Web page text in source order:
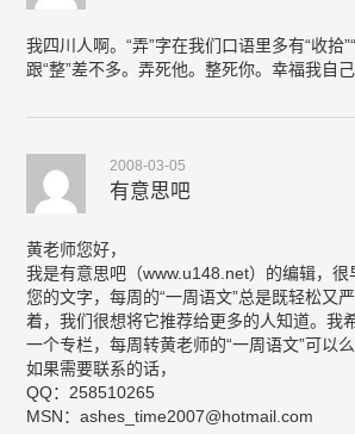
我四川人啊。“弄”字在我们口语里多有“收拾”“
跟“整”差不多。弄死他。整死你。幸福我自己
2008-03-05
有意思吧
黄老师您好，
我是有意思吧（www.u148.net）的编辑，
您的文字，每周的“一周语文”总是既轻松又
着，我们很想将它推荐给更多的人知道。我
一个专栏，每周转黄老师的“一周语文”可以么
如果需要联系的话，
QQ：258510265
MSN：ashes_time2007@hotmail.com